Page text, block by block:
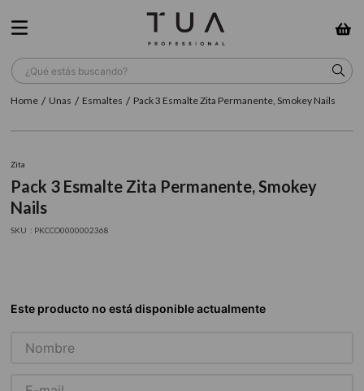
¿Qué estás buscando?
Unas Esmaltes Pack 3 Esmalte Zita Permanente, Smokey Nails
Zita
Pack 3 Esmalte Zita Permanente, Smokey
Nails
: PKCCO0000002368
TÉRMINOS MÁS BUSCADOS
3.
4. shampoo
7. secador
8. loreal